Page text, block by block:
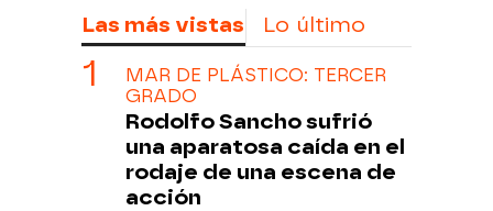
Las más vistas Lo último
MAR DE PLÁSTICO: TERCER
GRADO
Rodolfo Sancho sufrió
una aparatosa caída en el
rodaje de una escena de
acción